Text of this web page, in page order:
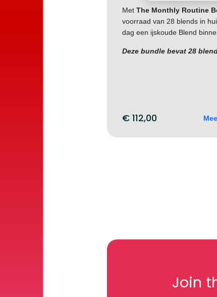
Met The Monthly Routine
voorraad van 28 blends in
dag een ijskoude Blend
Deze bundle bevat 28
€ 112,00
Join